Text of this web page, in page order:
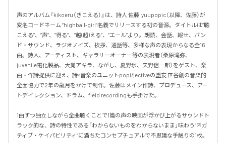
声のアルバム『kikoeru（きこえる）』は、詩人 佐藤  yuupopic（以降、佐藤）が
変名コードネーム “highball-girl”名義でリリースする初の音源。タイトルは”聴
こえる”、”声”、”得る”、”越(超)える”、”エール”より。朗読、会話、報せ、バン
ド・サウンド、ラジオノイズ、挨拶、通話等、多様な声の表現からなる全16
曲。詩人、アーティスト、ギャラリーオーナー等の表現者（桑原滝弥、
juvenile電化製品、大覚アキラ、ながし、夏野氷、矢野信一郎）をゲスト、楽
曲・作詩提供に迎え、詩×音楽のユニットpopi/jectiveの盟友 笹谷創の音楽的
全面協力で2年の歳月をかけて制作。佐藤はメイン作詩、プロデュース、アー
トデイレクション、ドラム、field recordingも手掛けた。
1曲ずつ独立しながら全曲聴くことで1篇の声の映画が浮かび上がるサウンドト
ラック的な、詩の特性である「わからないものをわからないまま」味わう“ネガ
ティブ・ケイパビリティ”に満ちたコンセプチュアルで不思議な手触りの1枚。